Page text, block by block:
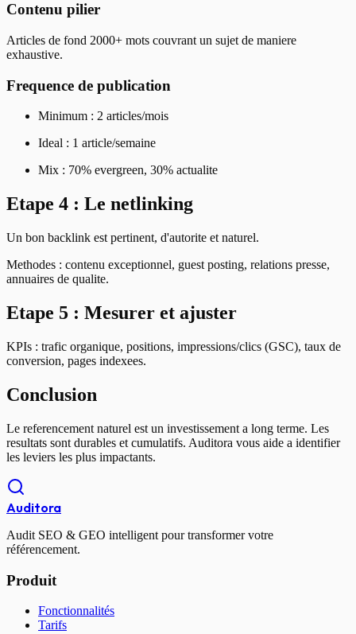
Contenu pilier
Articles de fond 2000+ mots couvrant un sujet de maniere
exhaustive.
Frequence de publication
Minimum : 2 articles/mois
Ideal : 1 article/semaine
Mix : 70% evergreen, 30% actualite
Etape 4 : Le netlinking
Un bon backlink est pertinent, d'autorite et naturel.
Methodes : contenu exceptionnel, guest posting, relations presse,
annuaires de qualite.
Etape 5 : Mesurer et ajuster
KPIs : trafic organique, positions, impressions/clics (GSC), taux de
conversion, pages indexees.
Conclusion
Le referencement naturel est un investissement a long terme. Les
resultats sont durables et cumulatifs. Auditora vous aide a identifier
les leviers les plus impactants.
Auditora
Audit SEO & GEO intelligent pour transformer votre
référencement.
Produit
Fonctionnalités
Tarifs